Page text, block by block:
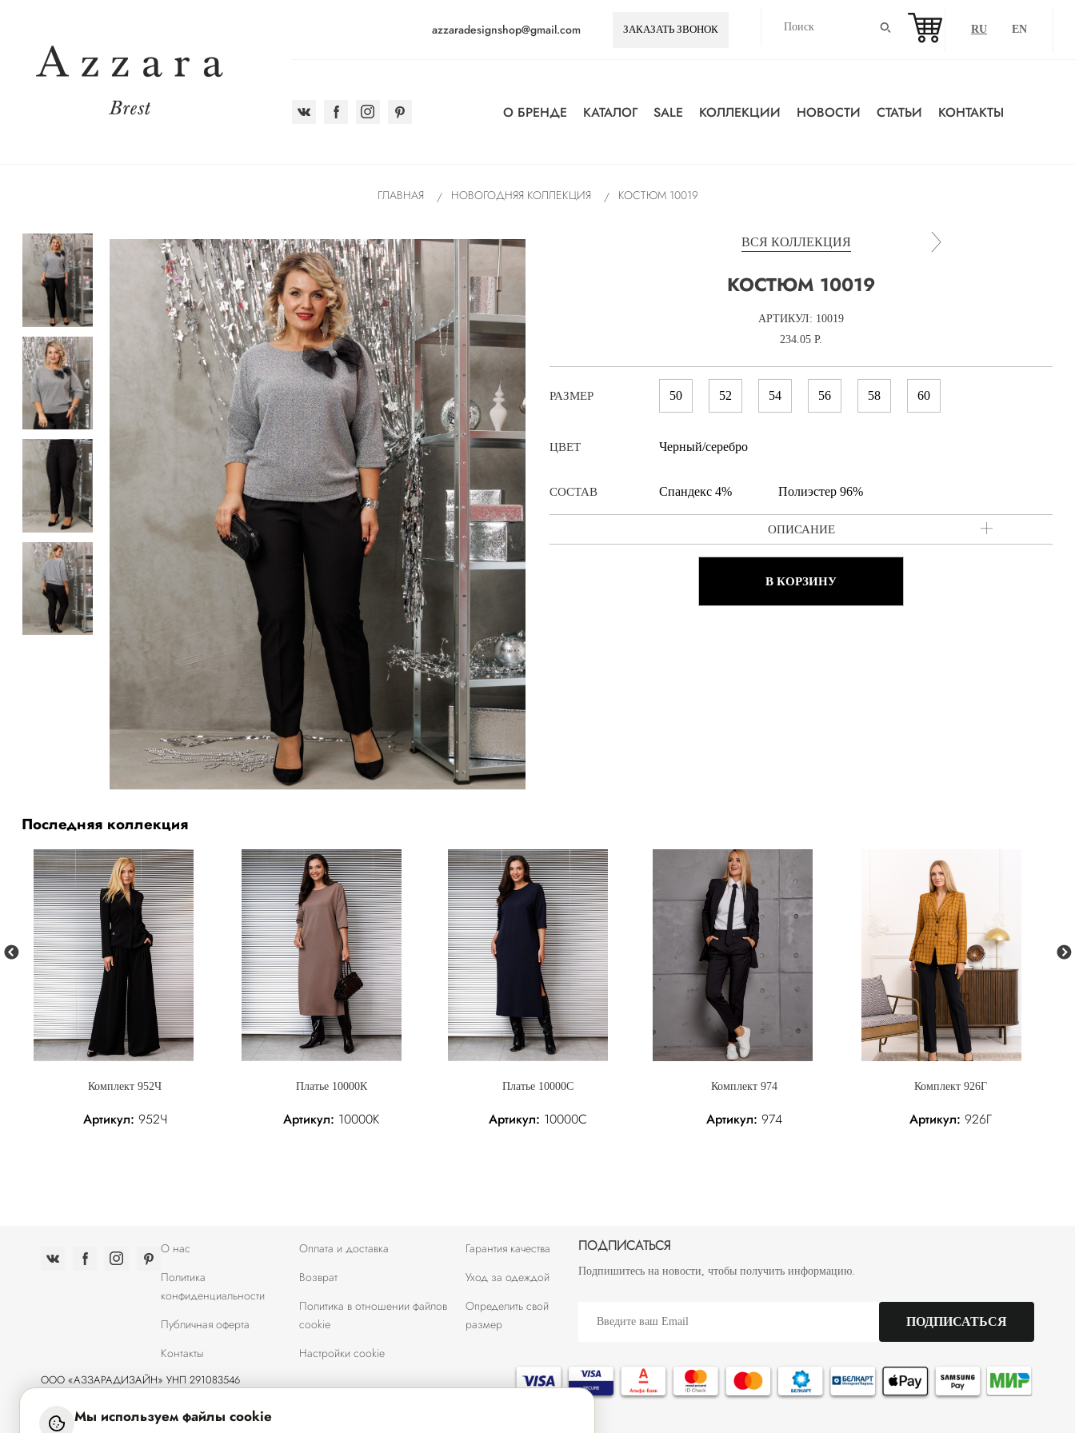
azzaradesignshop@gmail.com RU EN
О БРЕНДЕ КАТАЛОГ SALE КОЛЛЕКЦИИ НОВОСТИ СТАТЬИ КОНТАКТЫ
ГЛАВНАЯ НОВОГОДНЯЯ КОЛЛЕКЦИЯ КОСТЮМ 10019
ВСЯ КОЛЛЕКЦИЯ
КОСТЮМ 10019
АРТИКУЛ: 10019
234.05 Р.
РАЗМЕР 50 52 54 56 58 60
ЦВЕТ Черный/серебро
СОСТАВ Cпандекс 4% Полиэстер 96%
ОПИСАНИЕ
В КОРЗИНУ
Последняя коллекция
Комплект 952Ч
Артикул: 952Ч
Платье 10000К
Артикул: 10000К
Платье 10000С
Артикул: 10000С
Комплект 974
Артикул: 974
Комплект 926Г
Артикул: 926Г
О нас
Политика
конфиденциальности
Публичная оферта
Контакты
Оплата и доставка
Возврат
Политика в отношении файлов
cookie
Настройки cookie
Гарантия качества
Уход за одеждой
Определить свой
размер
ПОДПИСАТЬСЯ
Подпишитесь на новости, чтобы получить информацию.
ООО «АЗЗАРАДИЗАЙН» УНП 291083546
Свидетельство о государственной регистрации N0061039 от 15.06.2012
выдано Администрацией Ленинского района г.Брест
Мы используем файлы cookie